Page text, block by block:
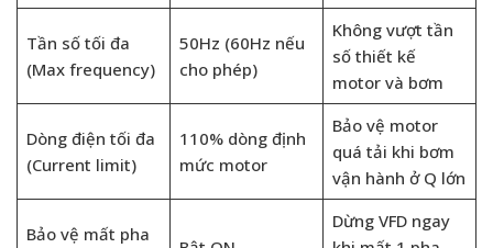
Tần số tối đa
(Max frequency)
50Hz (60Hz nếu
cho phép)
Không vượt tần
số thiết kế
motor và bơm
Dòng điện tối đa
(Current limit)
110% dòng định
mức motor
Bảo vệ motor
quá tải khi bơm
vận hành ở Q lớn
Bảo vệ mất pha
Dừng VFD ngay